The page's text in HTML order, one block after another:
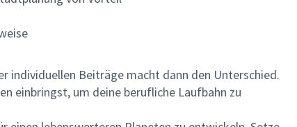
individuellen Beiträge macht dann den Unterschied.
einbringst, um deine berufliche Laufbahn zu